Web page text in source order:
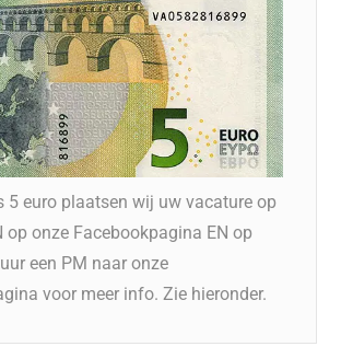
5 euro plaatsen wij uw vacature op
op onze Facebookpagina EN op
een PM naar onze
voor meer info. Zie hieronder.